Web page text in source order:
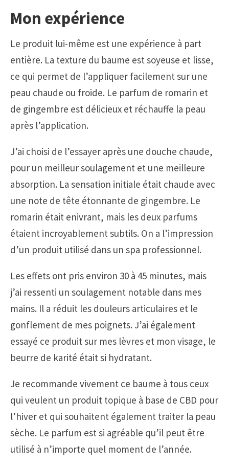
Mon expérience
Le produit lui-même est une expérience à part
entière. La texture du baume est soyeuse et lisse,
ce qui permet de l’appliquer facilement sur une
peau chaude ou froide. Le parfum de romarin et
de gingembre est délicieux et réchauffe la peau
après l’application.
J’ai choisi de l’essayer après une douche chaude,
pour un meilleur soulagement et une meilleure
absorption. La sensation initiale était chaude avec
une note de tête étonnante de gingembre. Le
romarin était enivrant, mais les deux parfums
étaient incroyablement subtils. On a l’impression
d’un produit utilisé dans un spa professionnel.
Les effets ont pris environ 30 à 45 minutes, mais
j’ai ressenti un soulagement notable dans mes
mains. Il a réduit les douleurs articulaires et le
gonflement de mes poignets. J’ai également
essayé ce produit sur mes lèvres et mon visage, le
beurre de karité était si hydratant.
Je recommande vivement ce baume à tous ceux
qui veulent un produit topique à base de CBD pour
l’hiver et qui souhaitent également traiter la peau
sèche. Le parfum est si agréable qu’il peut être
utilisé à n’importe quel moment de l’année.